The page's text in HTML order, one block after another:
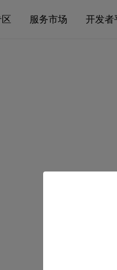
服务市场 开发者